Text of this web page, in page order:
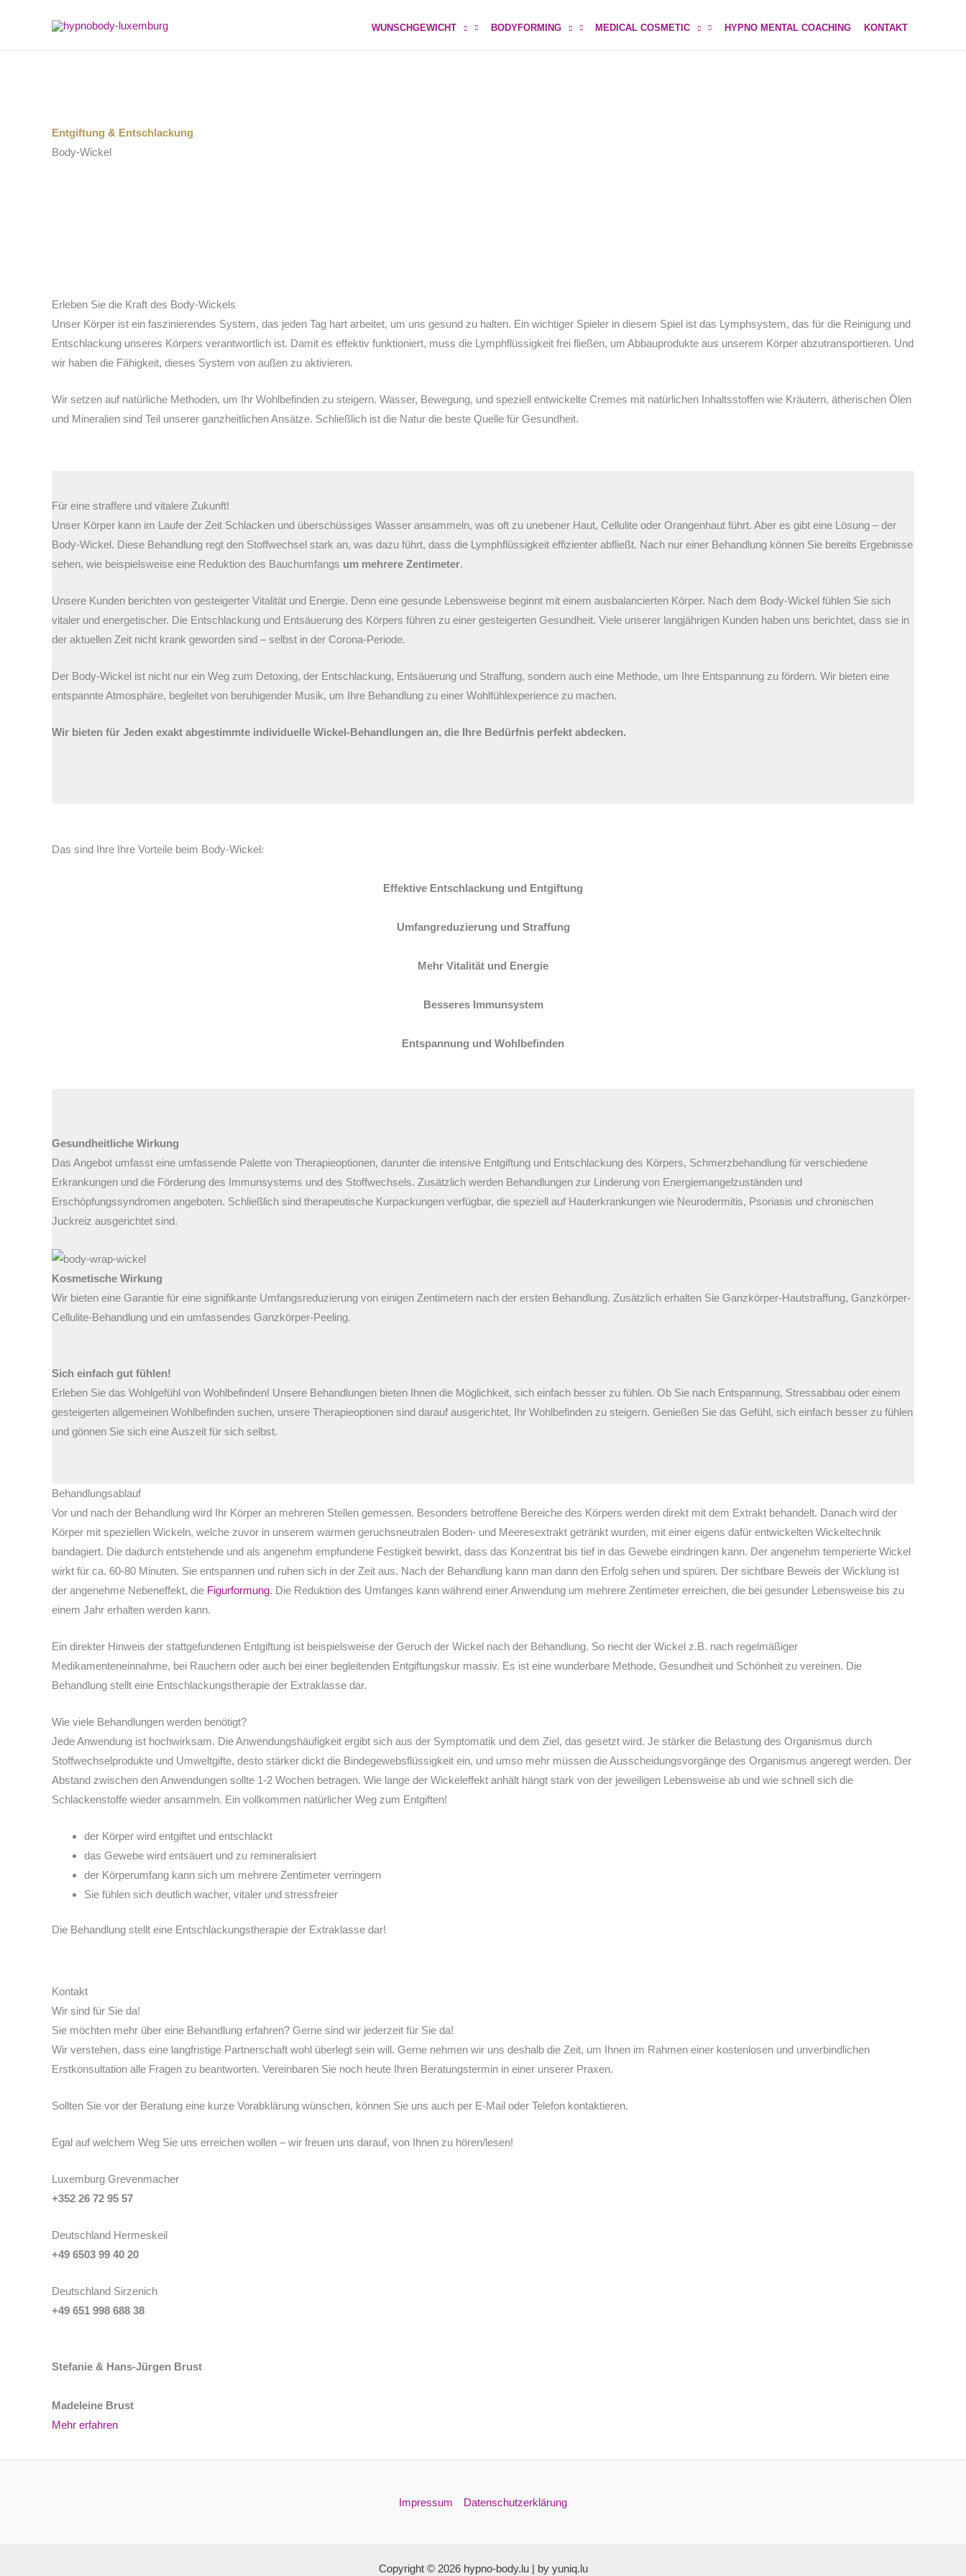
WUNSCHGEWICHT BODYFORMING MEDICAL COSMETIC HYPNO MENTAL COACHING KONTAKT
Entgiftung & Entschlackung
Body-Wickel
Erleben Sie die Kraft des Body-Wickels
Unser Körper ist ein faszinierendes System, das jeden Tag hart arbeitet, um uns gesund zu halten. Ein wichtiger Spieler in diesem Spiel ist das Lymphsystem, das für die Reinigung und
Entschlackung unseres Körpers verantwortlich ist. Damit es effektiv funktioniert, muss die Lymphflüssigkeit frei fließen, um Abbauprodukte aus unserem Körper abzutransportieren. Und
wir haben die Fähigkeit, dieses System von außen zu aktivieren.
Wir setzen auf natürliche Methoden, um Ihr Wohlbefinden zu steigern. Wasser, Bewegung, und speziell entwickelte Cremes mit natürlichen Inhaltsstoffen wie Kräutern, ätherischen Ölen
und Mineralien sind Teil unserer ganzheitlichen Ansätze. Schließlich ist die Natur die beste Quelle für Gesundheit.
Für eine straffere und vitalere Zukunft!
Unser Körper kann im Laufe der Zeit Schlacken und überschüssiges Wasser ansammeln, was oft zu unebener Haut, Cellulite oder Orangenhaut führt. Aber es gibt eine Lösung – der
Body-Wickel. Diese Behandlung regt den Stoffwechsel stark an, was dazu führt, dass die Lymphflüssigkeit effizienter abfließt. Nach nur einer Behandlung können Sie bereits Ergebnisse
sehen, wie beispielsweise eine Reduktion des Bauchumfangs um mehrere Zentimeter.
Unsere Kunden berichten von gesteigerter Vitalität und Energie. Denn eine gesunde Lebensweise beginnt mit einem ausbalancierten Körper. Nach dem Body-Wickel fühlen Sie sich
vitaler und energetischer. Die Entschlackung und Entsäuerung des Körpers führen zu einer gesteigerten Gesundheit. Viele unserer langjährigen Kunden haben uns berichtet, dass sie in
der aktuellen Zeit nicht krank geworden sind – selbst in der Corona-Periode.
Der Body-Wickel ist nicht nur ein Weg zum Detoxing, der Entschlackung, Entsäuerung und Straffung, sondern auch eine Methode, um Ihre Entspannung zu fördern. Wir bieten eine
entspannte Atmosphäre, begleitet von beruhigender Musik, um Ihre Behandlung zu einer Wohlfühlexperience zu machen.
Wir bieten für Jeden exakt abgestimmte individuelle Wickel-Behandlungen an, die Ihre Bedürfnis perfekt abdecken.
Das sind Ihre Ihre Vorteile beim Body-Wickel:
Effektive Entschlackung und Entgiftung
Umfangreduzierung und Straffung
Mehr Vitalität und Energie
Besseres Immunsystem
Entspannung und Wohlbefinden
Gesundheitliche Wirkung
Das Angebot umfasst eine umfassende Palette von Therapieoptionen, darunter die intensive Entgiftung und Entschlackung des Körpers, Schmerzbehandlung für verschiedene
Erkrankungen und die Förderung des Immunsystems und des Stoffwechsels. Zusätzlich werden Behandlungen zur Linderung von Energiemangelzuständen und
Erschöpfungssyndromen angeboten. Schließlich sind therapeutische Kurpackungen verfügbar, die speziell auf Hauterkrankungen wie Neurodermitis, Psoriasis und chronischen
Juckreiz ausgerichtet sind.
Kosmetische Wirkung
Wir bieten eine Garantie für eine signifikante Umfangsreduzierung von einigen Zentimetern nach der ersten Behandlung. Zusätzlich erhalten Sie Ganzkörper-Hautstraffung, Ganzkörper-
Cellulite-Behandlung und ein umfassendes Ganzkörper-Peeling.
Sich einfach gut fühlen!
Erleben Sie das Wohlgefühl von Wohlbefinden! Unsere Behandlungen bieten Ihnen die Möglichkeit, sich einfach besser zu fühlen. Ob Sie nach Entspannung, Stressabbau oder einem
gesteigerten allgemeinen Wohlbefinden suchen, unsere Therapieoptionen sind darauf ausgerichtet, Ihr Wohlbefinden zu steigern. Genießen Sie das Gefühl, sich einfach besser zu fühlen
und gönnen Sie sich eine Auszeit für sich selbst.
Behandlungsablauf
Vor und nach der Behandlung wird Ihr Körper an mehreren Stellen gemessen. Besonders betroffene Bereiche des Körpers werden direkt mit dem Extrakt behandelt. Danach wird der
Körper mit speziellen Wickeln, welche zuvor in unserem warmen geruchsneutralen Boden- und Meeresextrakt getränkt wurden, mit einer eigens dafür entwickelten Wickeltechnik
bandagiert. Die dadurch entstehende und als angenehm empfundene Festigkeit bewirkt, dass das Konzentrat bis tief in das Gewebe eindringen kann. Der angenehm temperierte Wickel
wirkt für ca. 60-80 Minuten. Sie entspannen und ruhen sich in der Zeit aus. Nach der Behandlung kann man dann den Erfolg sehen und spüren. Der sichtbare Beweis der Wicklung ist
der angenehme Nebeneffekt, die Figurformung. Die Reduktion des Umfanges kann während einer Anwendung um mehrere Zentimeter erreichen, die bei gesunder Lebensweise bis zu
einem Jahr erhalten werden kann.
Ein direkter Hinweis der stattgefundenen Entgiftung ist beispielsweise der Geruch der Wickel nach der Behandlung. So riecht der Wickel z.B. nach regelmäßiger
Medikamenteneinnahme, bei Rauchern oder auch bei einer begleitenden Entgiftungskur massiv. Es ist eine wunderbare Methode, Gesundheit und Schönheit zu vereinen. Die
Behandlung stellt eine Entschlackungstherapie der Extraklasse dar.
Wie viele Behandlungen werden benötigt?
Jede Anwendung ist hochwirksam. Die Anwendungshäufigkeit ergibt sich aus der Symptomatik und dem Ziel, das gesetzt wird. Je stärker die Belastung des Organismus durch
Stoffwechselprodukte und Umweltgifte, desto stärker dickt die Bindegewebsflüssigkeit ein, und umso mehr müssen die Ausscheidungsvorgänge des Organismus angeregt werden. Der
Abstand zwischen den Anwendungen sollte 1-2 Wochen betragen. Wie lange der Wickeleffekt anhält hängt stark von der jeweiligen Lebensweise ab und wie schnell sich die
Schlackenstoffe wieder ansammeln. Ein vollkommen natürlicher Weg zum Entgiften!
der Körper wird entgiftet und entschlackt
das Gewebe wird entsäuert und zu remineralisiert
der Körperumfang kann sich um mehrere Zentimeter verringern
Sie fühlen sich deutlich wacher, vitaler und stressfreier
Die Behandlung stellt eine Entschlackungstherapie der Extraklasse dar!
Kontakt
Wir sind für Sie da!
Sie möchten mehr über eine Behandlung erfahren? Gerne sind wir jederzeit für Sie da!
Wir verstehen, dass eine langfristige Partnerschaft wohl überlegt sein will. Gerne nehmen wir uns deshalb die Zeit, um Ihnen im Rahmen einer kostenlosen und unverbindlichen
Erstkonsultation alle Fragen zu beantworten. Vereinbaren Sie noch heute Ihren Beratungstermin in einer unserer Praxen.
Sollten Sie vor der Beratung eine kurze Vorabklärung wünschen, können Sie uns auch per E-Mail oder Telefon kontaktieren.
Egal auf welchem Weg Sie uns erreichen wollen – wir freuen uns darauf, von Ihnen zu hören/lesen!
Luxemburg Grevenmacher
+352 26 72 95 57
Deutschland Hermeskeil
+49 6503 99 40 20
Deutschland Sirzenich
+49 651 998 688 38
Stefanie & Hans-Jürgen Brust
Madeleine Brust
Mehr erfahren
Impressum Datenschutzerklärung
Copyright © 2026 hypno-body.lu | by yuniq.lu